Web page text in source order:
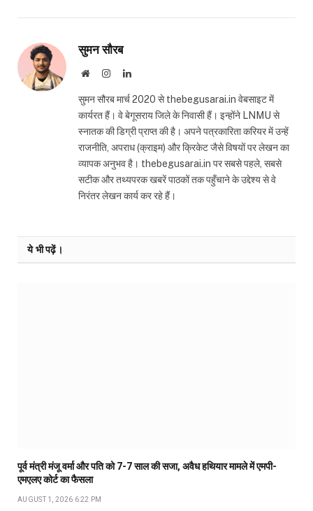
सुमन सौरब
WebsiteInstagramLinkedIn
सुमन सौरब मार्च 2020 से thebegusarai.in वेबसाइट में
कार्यरत हैं। वे बेगूसराय जिले के निवासी हैं। इन्होंने LNMU से
स्नातक की डिग्री प्राप्त की है। अपने पत्रकारिता करियर में उन्हें
राजनीति, अपराध (क्राइम) और क्रिकेट जैसे विषयों पर लेखन का
व्यापक अनुभव है। thebegusarai.in पर सबसे पहले, सबसे
सटीक और तथ्यपरक खबरें पाठकों तक पहुँचाने के उद्देश्य से वे
निरंतर लेखन कार्य कर रहे हैं।
ये भी पढ़ें।
पूर्व मंत्री मंजू वर्मा और पति को 7-7 साल की सजा, अवैध हथियार मामले में एमपी-
एमएलए कोर्ट का फैसला
AUGUST 1, 2026 6:22 PM